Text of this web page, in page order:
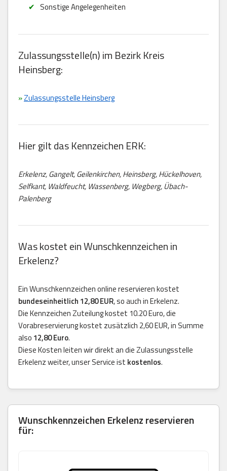
Sonstige Angelegenheiten
Zulassungsstelle(n) im Bezirk Kreis
Heinsberg:
»Zulassungsstelle Heinsberg
Hier gilt das Kennzeichen ERK:
Erkelenz, Gangelt, Geilenkirchen, Heinsberg, Hückelhoven,
Selfkant, Waldfeucht, Wassenberg, Wegberg, Übach-
Palenberg
Was kostet ein Wunschkennzeichen in
Erkelenz?
Ein Wunschkennzeichen online reservieren kostet
bundeseinheitlich 12,80 EUR, so auch in Erkelenz.
Die Kennzeichen Zuteilung kostet 10.20 Euro, die
Vorabreservierung kostet zusätzlich 2,60 EUR, in Summe
also 12,80 Euro.
Diese Kosten leiten wir direkt an die Zulassungsstelle
Erkelenz weiter, unser Service ist kostenlos.
Wunschkennzeichen Erkelenz reservieren
für: